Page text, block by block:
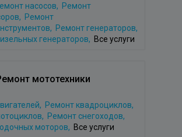
насосов, Ремонт
Ремонт
Ремонт генераторов,
генераторов, Все услуги
мототехники
Ремонт квадроциклов,
Ремонт снегоходов,
моторов, Все услуги